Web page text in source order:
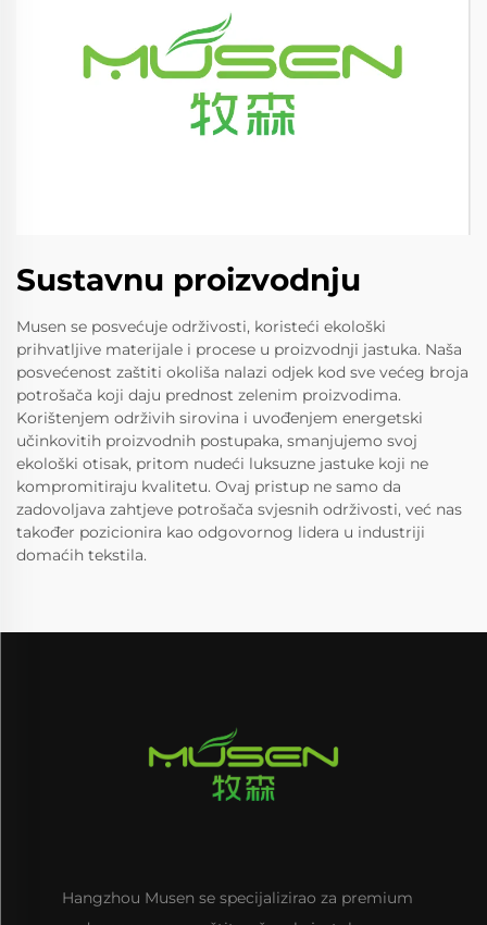
Sustavnu proizvodnju
Musen se posvećuje održivosti, koristeći ekološki
prihvatljive materijale i procese u proizvodnji jastuka. Naša
posvećenost zaštiti okoliša nalazi odjek kod sve većeg broja
potrošača koji daju prednost zelenim proizvodima.
Korištenjem održivih sirovina i uvođenjem energetski
učinkovitih proizvodnih postupaka, smanjujemo svoj
ekološki otisak, pritom nudeći luksuzne jastuke koji ne
kompromitiraju kvalitetu. Ovaj pristup ne samo da
zadovoljava zahtjeve potrošača svjesnih održivosti, već nas
također pozicionira kao odgovornog lidera u industriji
domaćih tekstila.
Hangzhou Musen se specijalizirao za premium